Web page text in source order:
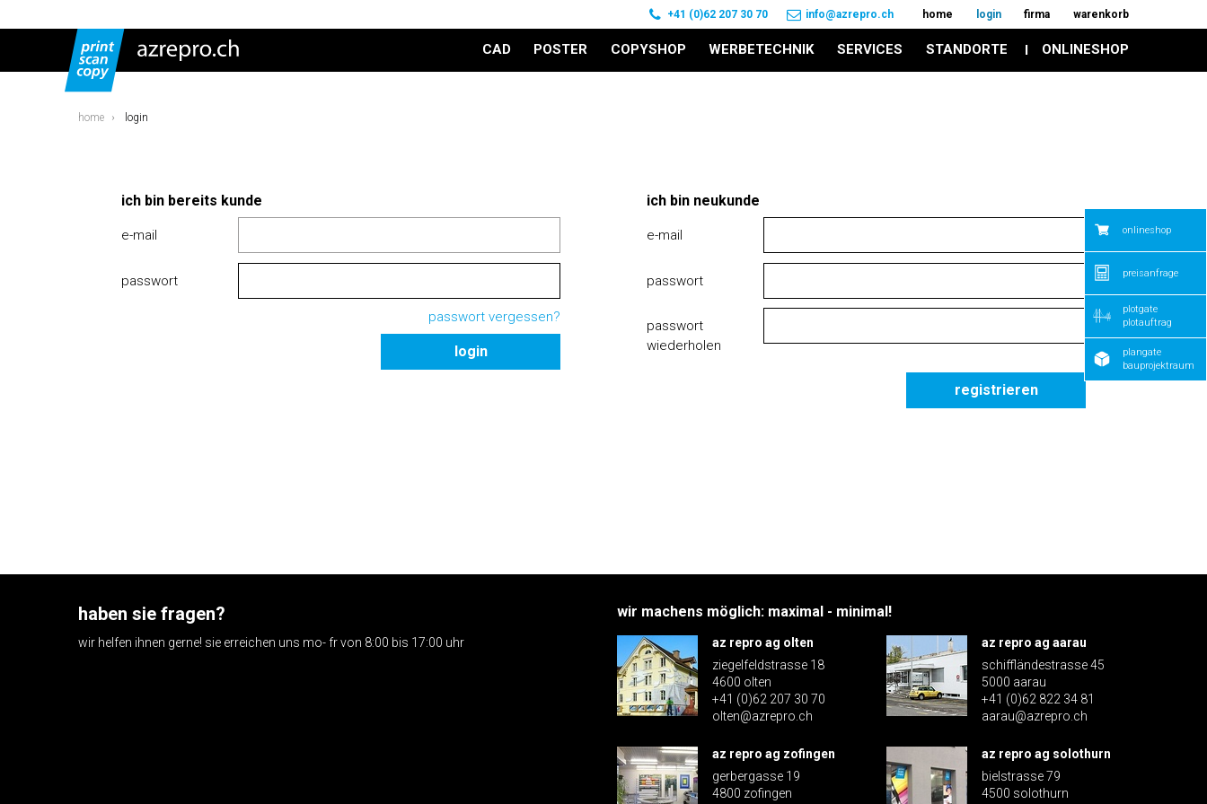
+41 (0)62 207 30 70 info@azrepro.ch home login firma warenkorb
CAD POSTER COPYSHOP WERBETECHNIK SERVICES STANDORTE ONLINESHOP
home login
ich bin bereits kunde
e-mail
passwort
passwort vergessen?
login
ich bin neukunde
e-mail
passwort
passwort
wiederholen
registrieren
onlineshop
preisanfrage
plotgate
plotauftrag
plangate
bauprojektraum
haben sie fragen?
wir helfen ihnen gerne! sie erreichen uns mo- fr von 8:00 bis 17:00 uhr
wir machens möglich: maximal - minimal!
az repro ag olten
ziegelfeldstrasse 18
4600 olten
+41 (0)62 207 30 70
olten@azrepro.ch
az repro ag aarau
schiffländestrasse 45
5000 aarau
+41 (0)62 822 34 81
aarau@azrepro.ch
az repro ag zofingen
gerbergasse 19
4800 zofingen
az repro ag solothurn
bielstrasse 79
4500 solothurn